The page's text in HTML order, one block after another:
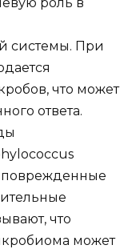
системы. При
что может
ответа.
поврежденные
что
может